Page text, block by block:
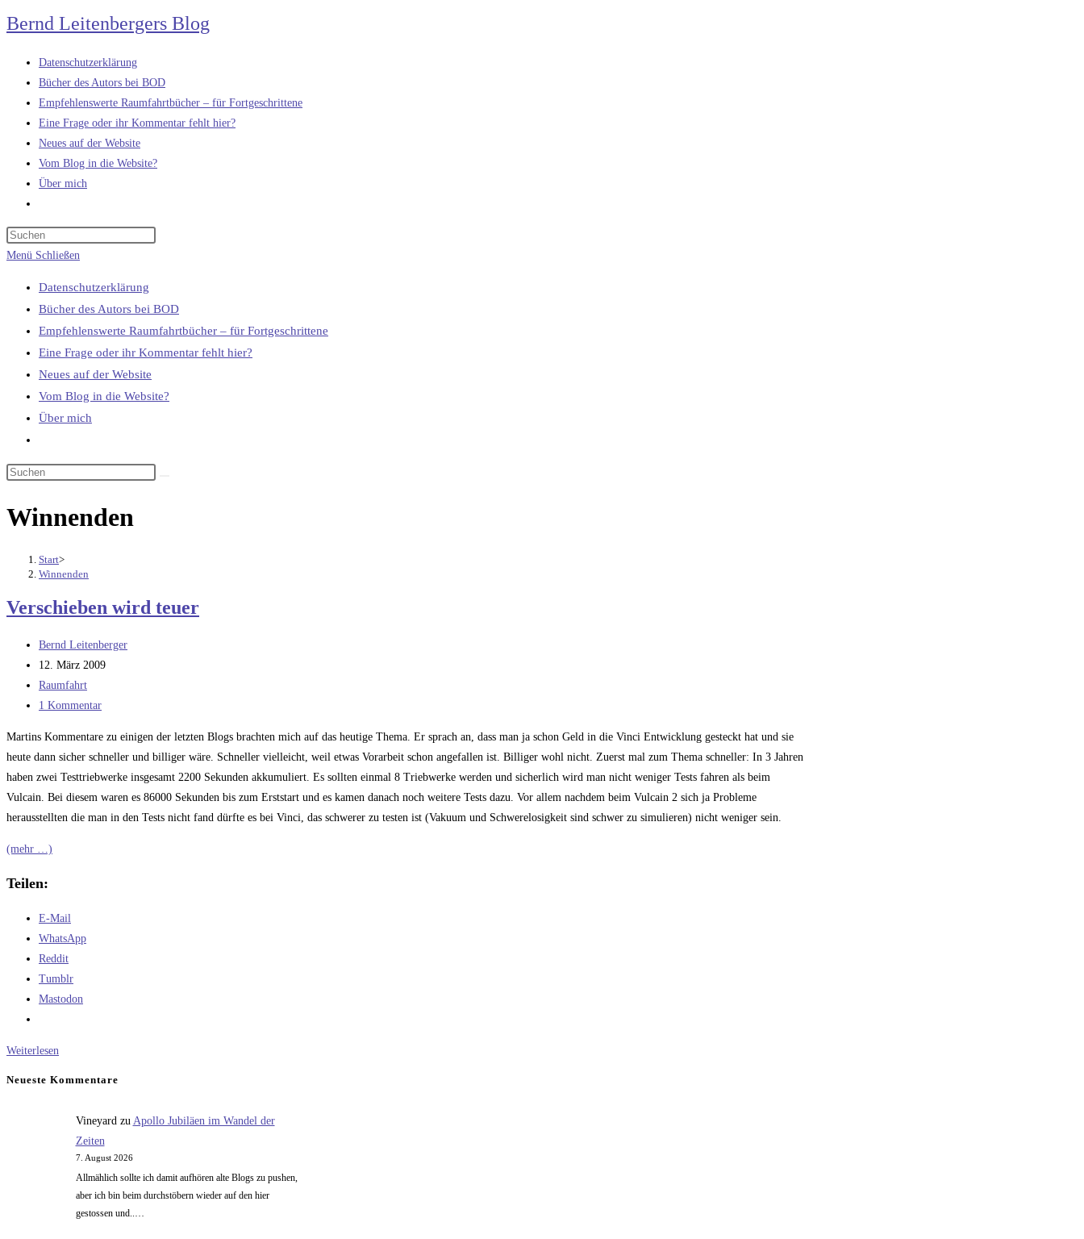
Zum
Inhalt
springen
Bernd Leitenbergers Blog
Datenschutzerklärung
Bücher des Autors bei BOD
Empfehlenswerte Raumfahrtbücher – für Fortgeschrittene
Eine Frage oder ihr Kommentar fehlt hier?
Neues auf der Website
Vom Blog in die Website?
Über mich
umschalten
Menü Schließen
Datenschutzerklärung
Bücher des Autors bei BOD
Empfehlenswerte Raumfahrtbücher – für Fortgeschrittene
Eine Frage oder ihr Kommentar fehlt hier?
Neues auf der Website
Vom Blog in die Website?
Über mich
umschalten
Winnenden
Start>
Winnenden
Verschieben wird teuer
Beitrags-
Autor:
Bernd Leitenberger
Beitrag
veröffentlicht:
12. März 2009
Beitrags-
Kategorie:
Raumfahrt
Beitrags-
1 Kommentar
Martins Kommentare zu einigen der letzten Blogs brachten mich auf das heutige Thema. Er sprach an, dass man ja schon Geld in die Vinci Entwicklung gesteckt hat und sie
heute dann sicher schneller und billiger wäre. Schneller vielleicht, weil etwas Vorarbeit schon angefallen ist. Billiger wohl nicht. Zuerst mal zum Thema schneller: In 3 Jahren
haben zwei Testtriebwerke insgesamt 2200 Sekunden akkumuliert. Es sollten einmal 8 Triebwerke werden und sicherlich wird man nicht weniger Tests fahren als beim
Vulcain. Bei diesem waren es 86000 Sekunden bis zum Erststart und es kamen danach noch weitere Tests dazu. Vor allem nachdem beim Vulcain 2 sich ja Probleme
herausstellten die man in den Tests nicht fand dürfte es bei Vinci, das schwerer zu testen ist (Vakuum und Schwerelosigkeit sind schwer zu simulieren) nicht weniger sein.
(mehr …)
Teilen:
E-Mail
WhatsApp
Reddit
Tumblr
Mastodon
Weiterlesen
Neueste Kommentare
Vineyard zu Apollo Jubiläen im Wandel der
Zeiten
7. August 2026
Allmählich sollte ich damit aufhören alte Blogs zu pushen,
aber ich bin beim durchstöbern wieder auf den hier
gestossen und..…